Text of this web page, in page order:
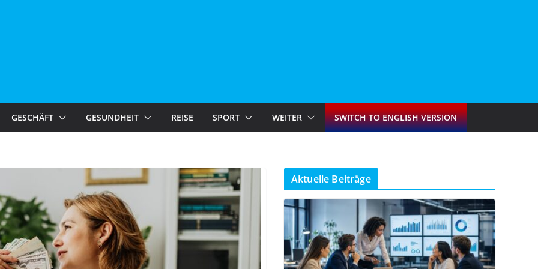
GESCHÄFT GESUNDHEIT REISE SPORT WEITER SWITCH TO ENGLISH VERSION
Aktuelle Beiträge